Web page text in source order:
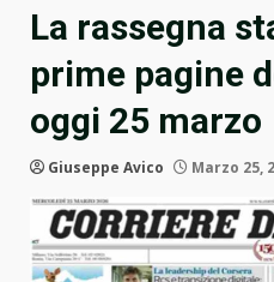
La rassegna
prime pagine
oggi 25 marzo
Giuseppe Avico Marzo 25,